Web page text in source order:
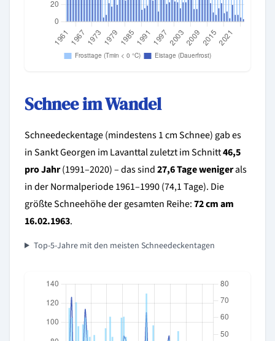
Schnee im Wandel
Schneedeckentage (mindestens 1 cm Schnee) gab es
in Sankt Georgen im Lavanttal zuletzt im Schnitt46,5
pro Jahr(1991–2020) – das sind27,6 Tage wenigerals
in der Normalperiode 1961–1990 (74,1 Tage). Die
größte Schneehöhe der gesamten Reihe:72 cm am
16.02.1963.
Top-5-Jahre mit den meisten Schneedeckentagen